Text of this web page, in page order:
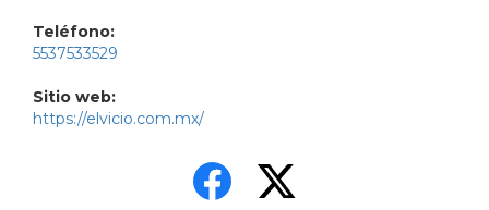
Teléfono:
5537533529
Sitio web:
https://elvicio.com.mx/